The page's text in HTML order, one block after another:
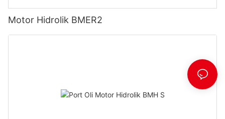
Motor Hidrolik BMER2